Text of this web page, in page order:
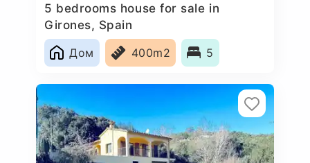
5 bedrooms house for sale in
Girones, Spain
Дом
400m2 5